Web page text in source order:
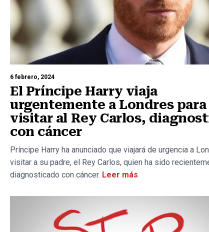
6 febrero, 2024
El Príncipe Harry viaja
urgentemente a Londres para
visitar al Rey Carlos,
con cáncer
Príncipe Harry ha anunciado que viajará de urgencia a
visitar a su padre, el Rey Carlos, quien ha sido
diagnosticado con cáncer. Leer más